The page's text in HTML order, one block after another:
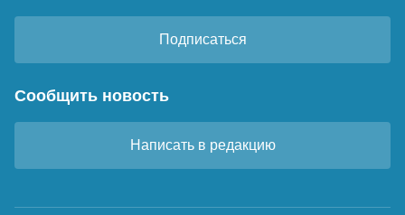
Подписаться
Сообщить новость
Написать в редакцию